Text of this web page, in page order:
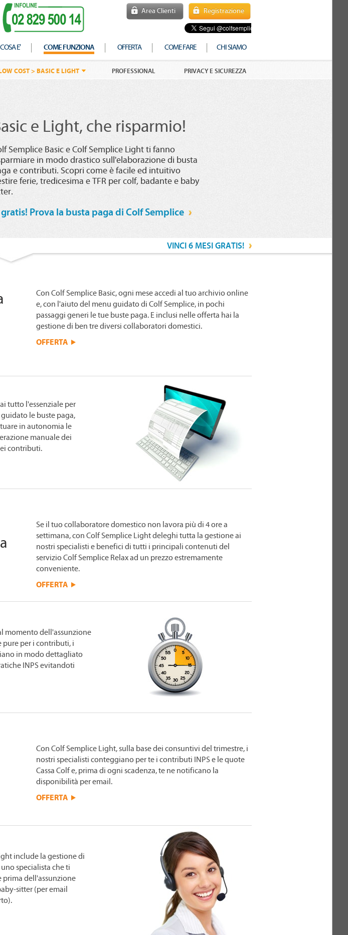
Registrazione
Area Clienti
COSA E' COME FUNZIONA OFFERTA COME FARE CHI SIAMO
COST > BASIC E LIGHT PROFESSIONAL PRIVACY E SICUREZZA
e Light, che risparmio!
Semplice Basic e Colf Semplice Light ti fanno
in modo drastico sull'elaborazione di busta
e contributi. Scopri come è facile ed intuitivo
ferie, tredicesima e TFR per colf, badante e baby
gratis! Prova la busta paga di Colf Semplice
VINCI 6 MESI GRATIS!
Con Colf Semplice Basic, ogni mese accedi al tuo archivio online
e, con l'aiuto del menu guidato di Colf Semplice, in pochi
passaggi generi le tue buste paga. E inclusi nelle offerta hai la
gestione di ben tre diversi collaboratori domestici.
OFFERTA
tutto l'essenziale per
le buste paga,
in autonomia le
manuale dei
contributi.
Se il tuo collaboratore domestico non lavora più di 4 ore a
settimana, con Colf Semplice Light deleghi tutta la gestione ai
nostri specialisti e benefici di tutti i principali contenuti del
servizio Colf Semplice Relax ad un prezzo estremamente
conveniente.
OFFERTA
momento dell'assunzione
pure per i contributi, i
in modo dettagliato
INPS evitandoti
Con Colf Semplice Light, sulla base dei consuntivi del trimestre, i
nostri specialisti conteggiano per te i contributi INPS e le quote
Cassa Colf e, prima di ogni scadenza, te ne notificano la
disponibilità per email.
OFFERTA
include la gestione di
specialista che ti
dell'assunzione
sitter (per email